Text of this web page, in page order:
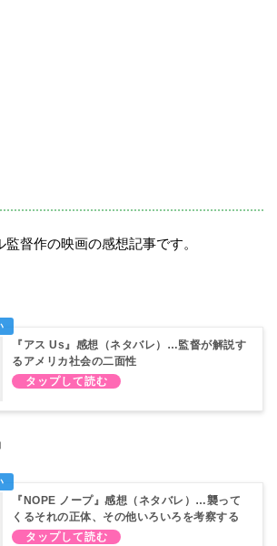
督作の映画の感想記事です。
『アス Us』感想（ネタバレ）…監督が解説す
るアメリカ社会の二面性
『NOPE ノープ』感想（ネタバレ）…襲って
くるそれの正体、その他いろいろを考察する